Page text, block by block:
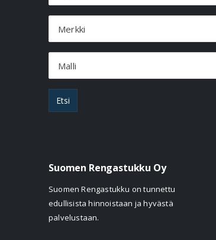
Merkki
Malli
Etsi
Suomen Rengastukku Oy
Suomen Rengastukku on tunnettu
edullisista hinnoistaan ja hyvästä
palvelustaan.